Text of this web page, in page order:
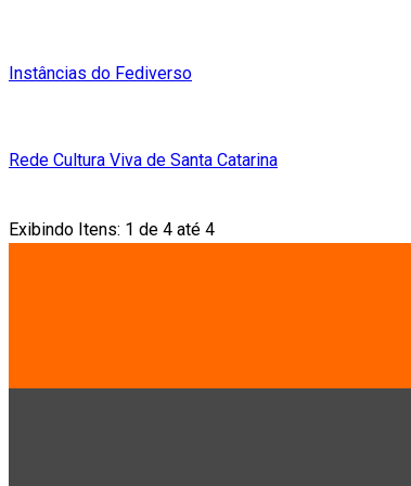
Instâncias do Fediverso
Rede Cultura Viva de Santa Catarina
Exibindo Itens: 1 de 4 até 4